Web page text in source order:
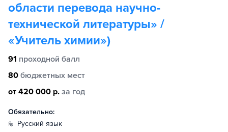
области перевода научно-
технической литературы» /
«Учитель химии»)
91 проходной балл
80 бюджетных мест
от 420 000 р. за год
Обязательно:
русский язык